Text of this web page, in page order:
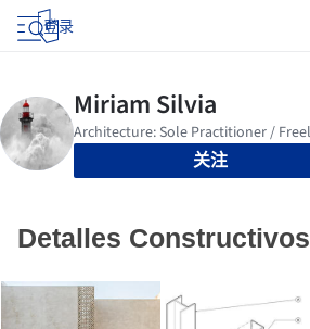
登录
关注
Detalles Constructivos